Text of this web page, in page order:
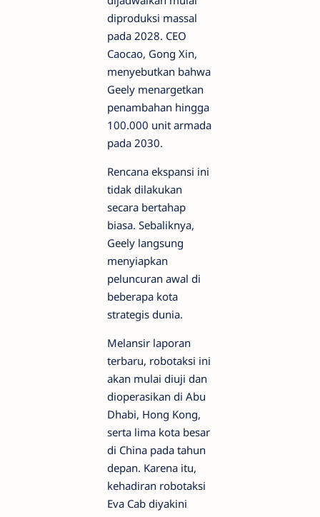
diproduksi massal
pada 2028. CEO
Caocao, Gong Xin,
menyebutkan bahwa
Geely menargetkan
penambahan hingga
100.000 unit armada
pada 2030.
Rencana ekspansi ini
tidak dilakukan
secara bertahap
biasa. Sebaliknya,
Geely langsung
menyiapkan
peluncuran awal di
beberapa kota
strategis dunia.
Melansir laporan
terbaru, robotaksi ini
akan mulai diuji dan
dioperasikan di Abu
Dhabi, Hong Kong,
serta lima kota besar
di China pada tahun
depan. Karena itu,
kehadiran robotaksi
Eva Cab diyakini